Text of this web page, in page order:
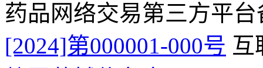
药品网络交易第三方平
[2024]第000001-000号 互